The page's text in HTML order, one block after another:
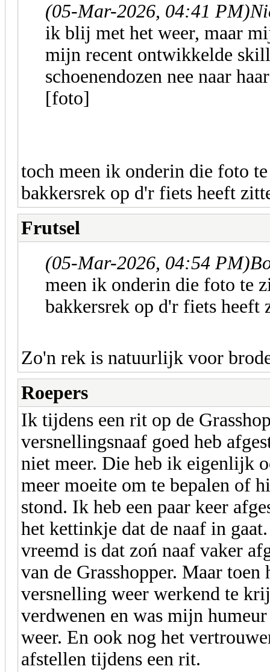
(05-Mar-2026, 04:41 PM)
ik blij met het weer, maar
mijn recent ontwikkelde
schoenendozen nee naar
[foto]
toch meen ik onderin die foto
bakkersrek op d'r fiets heeft
Frutsel
(05-Mar-2026, 04:54 PM)
meen ik onderin die foto te
bakkersrek op d'r fiets heeft
Zo'n rek is natuurlijk voor
Roepers
Ik tijdens een rit op de
versnellingsnaaf goed heb
niet meer. Die heb ik eigenlijk
meer moeite om te bepalen of
stond. Ik heb een paar keer
het kettinkje dat de naaf in
vreemd is dat zoń naaf vaker
van de Grasshopper. Maar
versnelling weer werkend te
verdwenen en was mijn
weer. En ook nog het
afstellen tijdens een rit.